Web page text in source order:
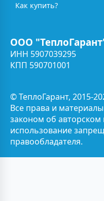
Как купить?
ООО
ИНН 5907039295
КПП 590701001
© ТеплоГарант, 2015-
Все права и
законом об
использование
правообладателя.